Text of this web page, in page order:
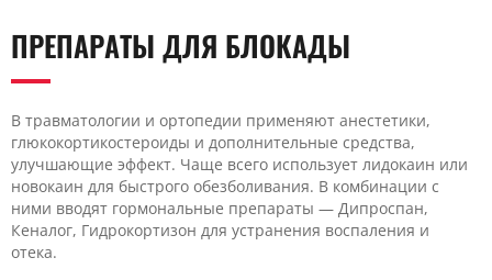
ПРЕПАРАТЫ ДЛЯ БЛОКАДЫ
В травматологии и ортопедии применяют анестетики,
глюкокортикостероиды и дополнительные средства,
улучшающие эффект. Чаще всего использует лидокаин или
новокаин для быстрого обезболивания. В комбинации с
ними вводят гормональные препараты — Дипроспан,
Кеналог, Гидрокортизон для устранения воспаления и
отека.